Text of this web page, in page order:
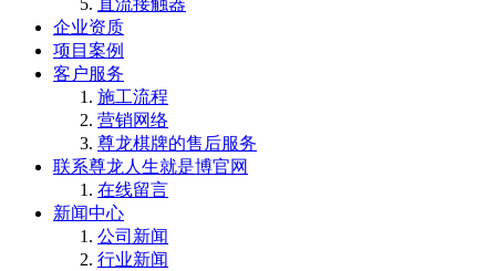
直流接触器
企业资质
项目案例
客户服务
施工流程
营销网络
尊龙棋牌的售后服务
联系尊龙人生就是博官网
在线留言
新闻中心
公司新闻
行业新闻